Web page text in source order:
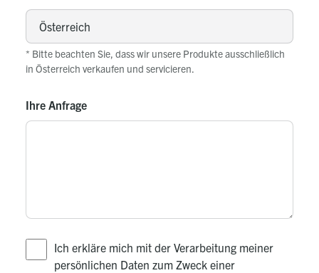
* Bitte beachten Sie, dass wir unsere Produkte ausschließlich
in Österreich verkaufen und servicieren.
Ihre Anfrage
Ich erkläre mich mit der Verarbeitung meiner
persönlichen Daten zum Zweck einer